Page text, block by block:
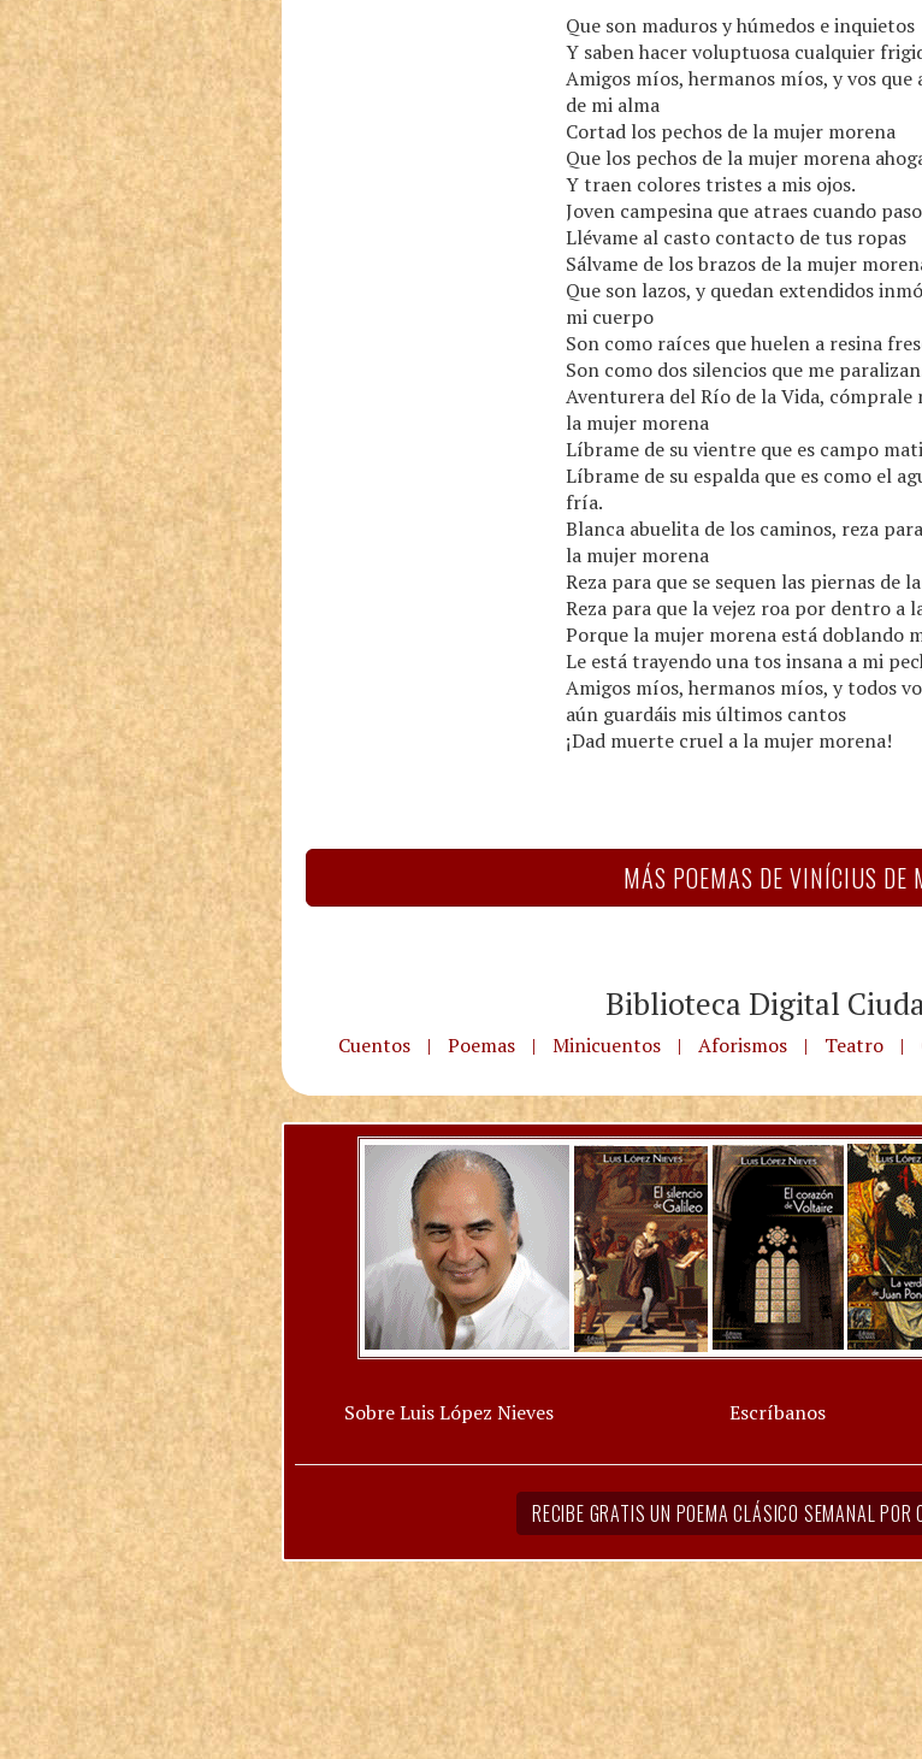
Que son maduros y húmedos e inquietos
Y saben hacer voluptuosa cualquier
Amigos míos, hermanos míos, y vos que
de mi alma
Cortad los pechos de la mujer morena
Que los pechos de la mujer morena
Y traen colores tristes a mis ojos.
Joven campesina que atraes cuando
Llévame al casto contacto de tus ropas
Sálvame de los brazos de la mujer
Que son lazos, y quedan extendidos
mi cuerpo
Son como raíces que huelen a resina
Son como dos silencios que me
Aventurera del Río de la Vida, cómprale
la mujer morena
Líbrame de su vientre que es campo
Líbrame de su espalda que es como el
fría.
Blanca abuelita de los caminos, reza
la mujer morena
Reza para que se sequen las piernas de
Reza para que la vejez roa por dentro a
Porque la mujer morena está doblando
Le está trayendo una tos insana a mi
Amigos míos, hermanos míos, y todos
aún guardáis mis últimos cantos
¡Dad muerte cruel a la mujer morena!
MÁS POEMAS DE VINÍCIUS DE
Biblioteca Digital
Cuentos | Poemas | Minicuentos | Aforismos | Teatro |
Sobre Luis López Nieves Escríbanos
RECIBE GRATIS UN POEMA CLÁSICO SEMANAL POR